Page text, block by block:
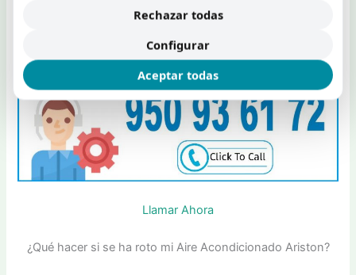
teléfono o enviando una solicitud de asistencia
Llamar Ahora
¿Qué hacer si se ha roto mi Aire Acondicionado Ariston?
Rechazar todas
Configurar
Aceptar todas